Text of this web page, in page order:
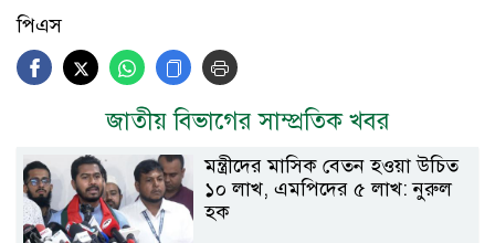
পিএস
জাতীয় বিভাগের সাম্প্রতিক খবর
মন্ত্রীদের মাসিক বেতন হওয়া উচিত
১০ লাখ, এমপিদের ৫ লাখ: নুরুল
হক